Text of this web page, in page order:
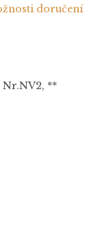
doručení
Nr.NV2, **